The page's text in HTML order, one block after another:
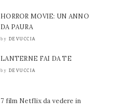
HORROR MOVIE: UN ANNO
DA PAURA
by DEVUCCIA
LANTERNE FAI DA TE
by DEVUCCIA
7 film Netflix da vedere in